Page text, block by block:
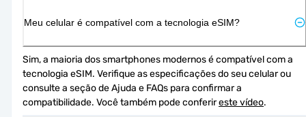
Meu celular é compatível com a tecnologia eSIM?
Sim, a maioria dos smartphones modernos é compatível com a
tecnologia eSIM. Verifique as especificações do seu celular ou
consulte a seção de Ajuda e FAQs para confirmar a
compatibilidade. Você também pode conferir este vídeo.